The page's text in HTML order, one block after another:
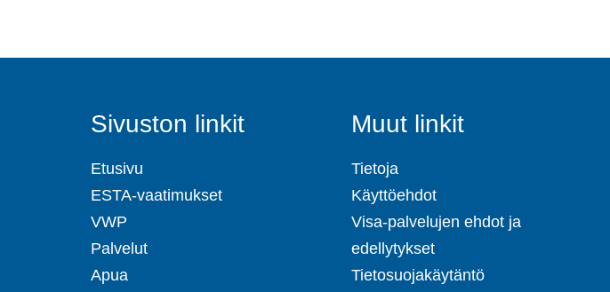
Sivuston linkit
Etusivu
ESTA-vaatimukset
VWP
Palvelut
Apua
Muut linkit
Tietoja
Käyttöehdot
Visa-palvelujen ehdot ja
edellytykset
Tietosuojakäytäntö